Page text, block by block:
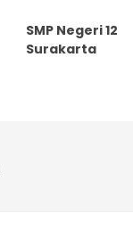
SMP Negeri 12
Surakarta